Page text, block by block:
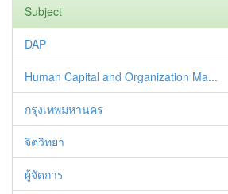
Subject
DAP
Human Capital and Organization Ma...
กรุงเทพมหานคร
จิตวิทยา
ผู้จัดการ